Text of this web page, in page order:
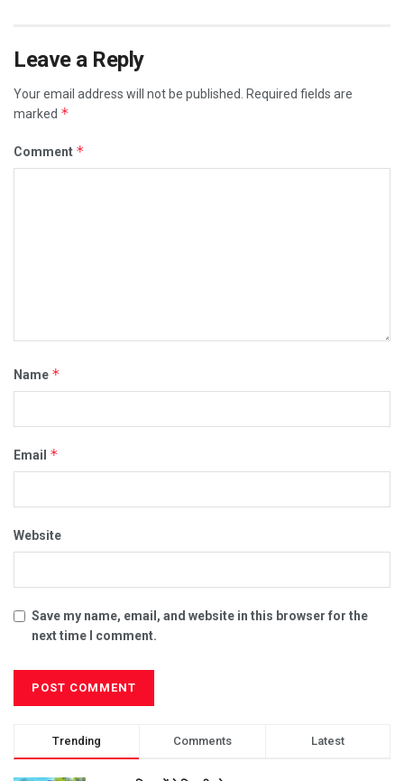
Leave a Reply
Your email address will not be published. Required fields are
marked *
Comment *
Name *
Email *
Website
Save my name, email, and website in this browser for the
next time I comment.
Trending Comments Latest